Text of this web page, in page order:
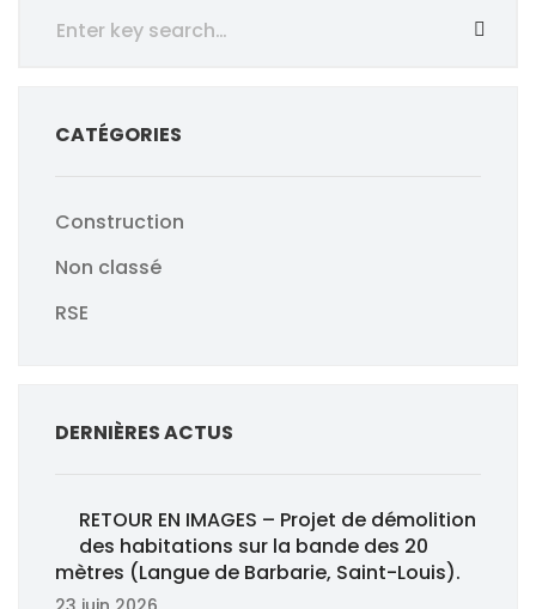
CATÉGORIES
Construction
Non classé
RSE
DERNIÈRES ACTUS
RETOUR EN IMAGES – Projet de démolition
des habitations sur la bande des 20
mètres (Langue de Barbarie, Saint-Louis).